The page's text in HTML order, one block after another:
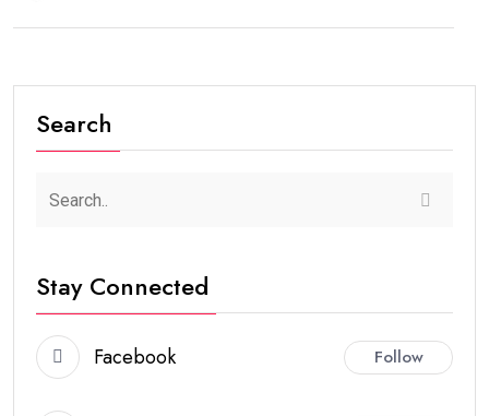
Search
Stay Connected
Facebook Follow